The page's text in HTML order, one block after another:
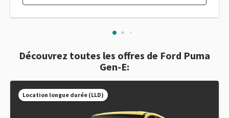
Découvrez toutes les offres de Ford Puma
Gen-E:
Location longue durée (LLD)